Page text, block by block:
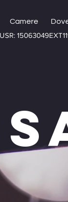
Camere